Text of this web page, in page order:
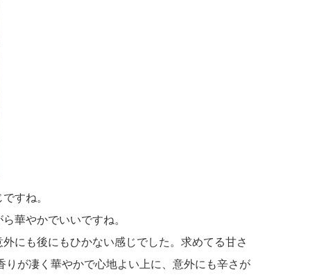
すね。
華やかでいいですね。
にも後にもひかない感じでした。求めてる甘さ
りが凄く華やかで心地よい上に、意外にも辛さが